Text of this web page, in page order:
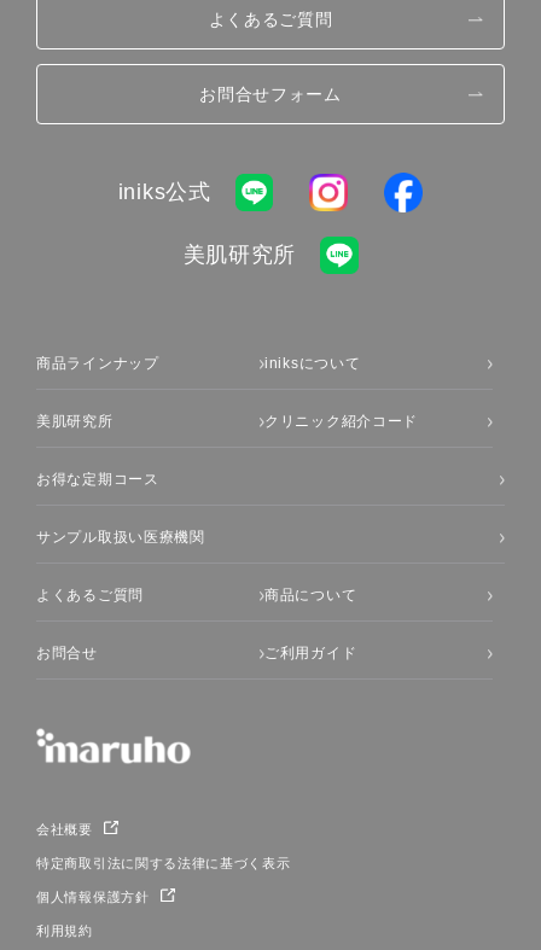
よくあるご質問
お問合せフォーム
iniks公式
美肌研究所
商品ラインナップ iniksについて
美肌研究所 クリニック紹介コード
お得な定期コース
サンプル取扱い医療機関
よくあるご質問 商品について
お問合せ ご利用ガイド
会社概要
特定商取引法に関する法律に基づく表示
個人情報保護方針
利用規約